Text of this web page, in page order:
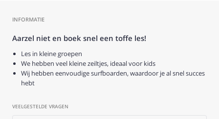
INFORMATIE
Aarzel niet en boek snel een toffe les!
Les in kleine groepen
We hebben veel kleine zeiltjes, ideaal voor kids
Wij hebben eenvoudige surfboarden, waardoor je al snel succes
hebt
VEELGESTELDE VRAGEN